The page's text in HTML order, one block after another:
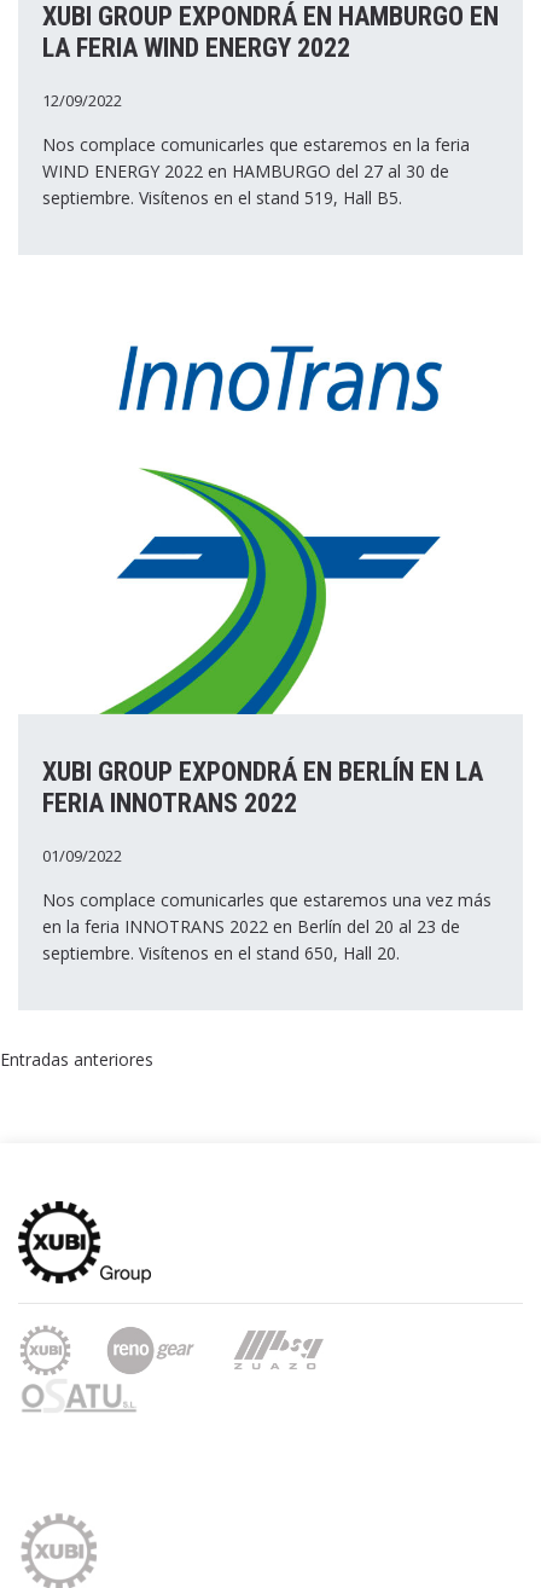
XUBI GROUP EXPONDRÁ EN HAMBURGO EN
LA FERIA WIND ENERGY 2022
12/09/2022
Nos complace comunicarles que estaremos en la feria
WIND ENERGY 2022 en HAMBURGO del 27 al 30 de
septiembre. Visítenos en el stand 519, Hall B5.
XUBI GROUP EXPONDRÁ EN BERLÍN EN LA
FERIA INNOTRANS 2022
01/09/2022
Nos complace comunicarles que estaremos una vez más
en la feria INNOTRANS 2022 en Berlín del 20 al 23 de
septiembre. Visítenos en el stand 650, Hall 20.
Navegación
Entradas anteriores